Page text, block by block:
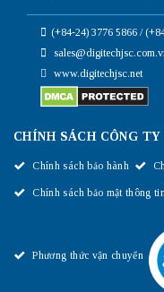
(+84-24) 3776 5866 /
www.digitechjsc.net
CHÍNH SÁCH CÔNG TY
Chính sách bảo hành
Chính sách bảo mật thông
Phương thức vận chuyển